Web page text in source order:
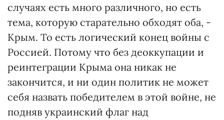
случаях есть много различного, но есть
тема, которую старательно обходят оба, -
Крым. То есть логический конец войны с
Россией. Потому что без деоккупации и
реинтеграции Крыма она никак не
закончится, и ни один политик не может
себя назвать победителем в этой войне, не
подняв украинский флаг над